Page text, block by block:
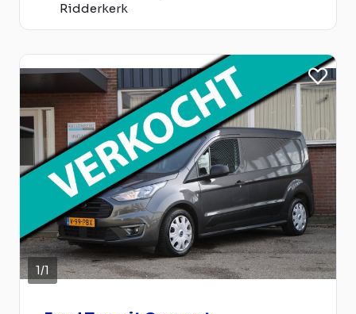
Ridderkerk
1/1